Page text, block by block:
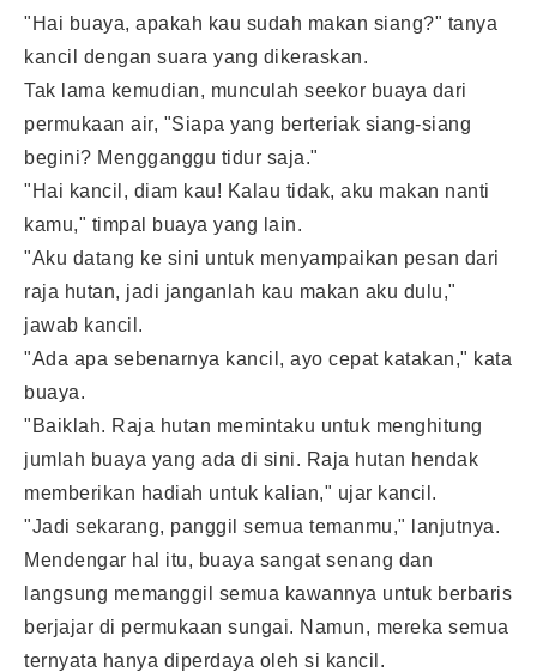
"Hai buaya, apakah kau sudah makan siang?" tanya
kancil dengan suara yang dikeraskan.
Tak lama kemudian, munculah seekor buaya dari
permukaan air, "Siapa yang berteriak siang-siang
begini? Mengganggu tidur saja."
"Hai kancil, diam kau! Kalau tidak, aku makan nanti
kamu," timpal buaya yang lain.
"Aku datang ke sini untuk menyampaikan pesan dari
raja hutan, jadi janganlah kau makan aku dulu,"
jawab kancil.
"Ada apa sebenarnya kancil, ayo cepat katakan," kata
buaya.
"Baiklah. Raja hutan memintaku untuk menghitung
jumlah buaya yang ada di sini. Raja hutan hendak
memberikan hadiah untuk kalian," ujar kancil.
"Jadi sekarang, panggil semua temanmu," lanjutnya.
Mendengar hal itu, buaya sangat senang dan
langsung memanggil semua kawannya untuk berbaris
berjajar di permukaan sungai. Namun, mereka semua
ternyata hanya diperdaya oleh si kancil.